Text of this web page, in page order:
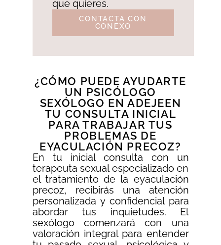
que quieres.
CONTACTA CON
CONEXO
¿CÓMO PUEDE AYUDARTE
UN PSICÓLOGO
SEXÓLOGO EN ADEJEEN
TU CONSULTA INICIAL
PARA TRABAJAR TUS
PROBLEMAS DE
EYACULACIÓN PRECOZ?
En tu inicial consulta con un
terapeuta sexual especializado en
el tratamiento de la eyaculación
precoz, recibirás una atención
personalizada y confidencial para
abordar tus inquietudes. El
sexólogo comenzará con una
valoración integral para entender